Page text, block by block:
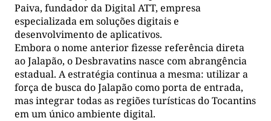
Paiva, fundador da Digital ATT, empresa
especializada em soluções digitais e
desenvolvimento de aplicativos.
Embora o nome anterior fizesse referência direta
ao Jalapão, o Desbravatins nasce com abrangência
estadual. A estratégia continua a mesma: utilizar a
força de busca do Jalapão como porta de entrada,
mas integrar todas as regiões turísticas do Tocantins
em um único ambiente digital.